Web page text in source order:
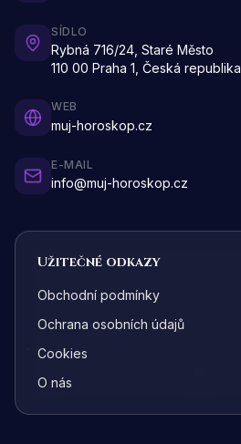
SÍDLO
Rybná 716/24, Staré Město
110 00 Praha 1, Česká republika
WEB
muj-horoskop.cz
E-MAIL
info@muj-horoskop.cz
Užitečné odkazy
Obchodní podmínky
Ochrana osobních údajů
Cookies
O nás